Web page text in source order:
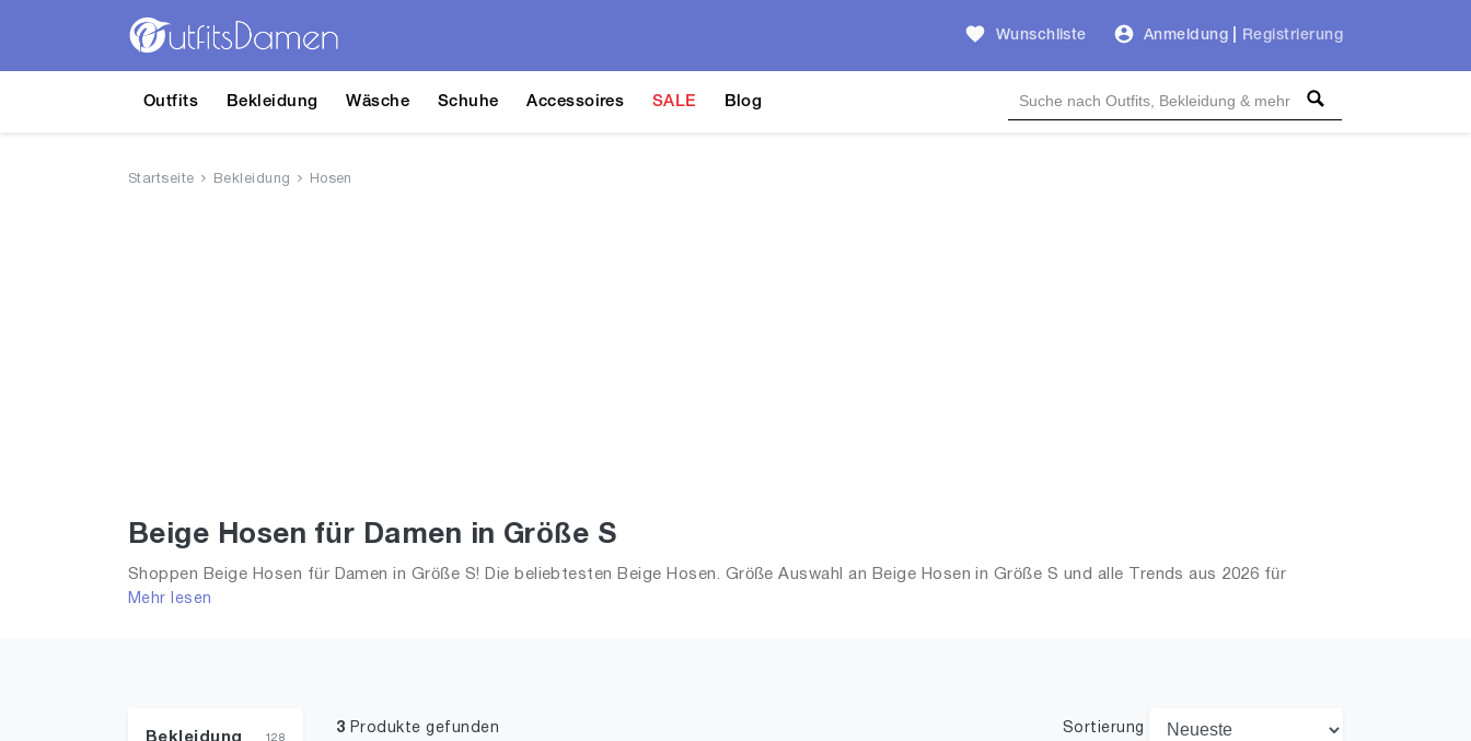
Wunschliste Anmeldung Registrierung
Outfits Bekleidung Wäsche Schuhe Accessoires SALE Blog
Startseite Bekleidung Hosen
Beige Hosen für Damen in Größe S
Shoppen Beige Hosen für Damen in Größe S! Die beliebtesten Beige Hosen. Größe Auswahl an Beige Hosen in Größe S und alle Trends aus 2026 für
Frauen!
Mehr lesen
Bekleidung 128
3 Produkte gefunden Sortierung